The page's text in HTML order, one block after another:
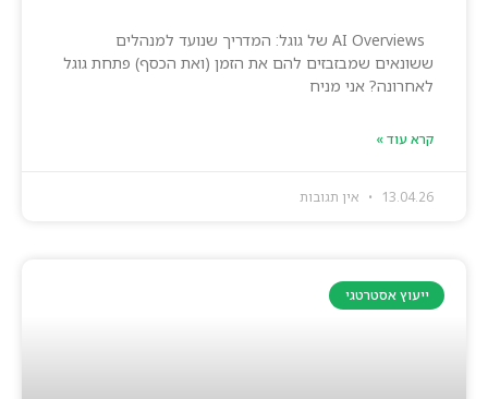
AI Overviews של גוגל: המדריך שנועד למנהלים
ששונאים שמבזבזים להם את הזמן (ואת הכסף) פתחת גוגל
לאחרונה? אני מניח
קרא עוד »
13.04.26 אין תגובות
ייעוץ אסטרטגי